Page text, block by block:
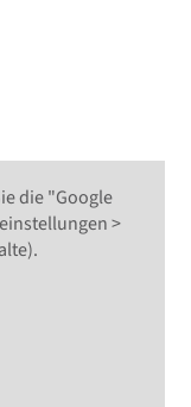
die "Google
>